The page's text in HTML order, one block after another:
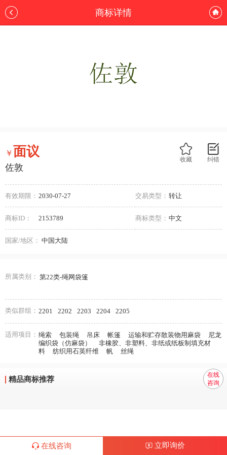
商标详情
纠错
收藏
￥面议
佐敦
有效期限： 2030-07-27 交易类型： 转让
商标ID： 2153789 商标类型： 中文
国家/地区： 中国大陆
所属类别： 第22类-绳网袋篷
类似群组： 2201 2202 2203 2204 2205
适用项目： 绳索 包装绳 吊床 帐篷 运输和贮存散装物用麻袋
尼龙
编织袋（仿麻袋）
非橡胶、非塑料、非纸或纸板制填充材
料
纺织用石英纤维 帆 丝绳
精品商标推荐
在线咨询 立即询价
在线
咨询